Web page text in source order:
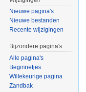
Nieuwe pagina's
Nieuwe bestanden
Recente wijzigingen
Bijzondere pagina's
Alle pagina's
Beginnetjes
Willekeurige pagina
Zandbak